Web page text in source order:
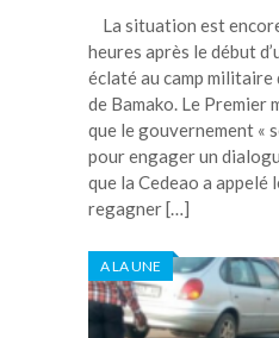
La situation est
heures après le début
éclaté au camp
de Bamako. Le Premier
que le gouvernement «
pour engager un
que la Cedeao a appelé
regagner […]
A LA UNE